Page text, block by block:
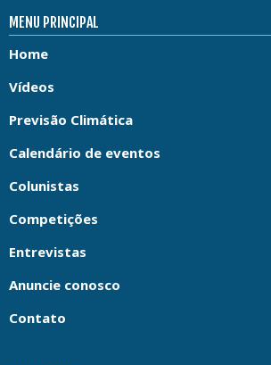
MENU PRINCIPAL
Home
Vídeos
Previsão Climática
Calendário de eventos
Colunistas
Competições
Entrevistas
Anuncie conosco
Contato